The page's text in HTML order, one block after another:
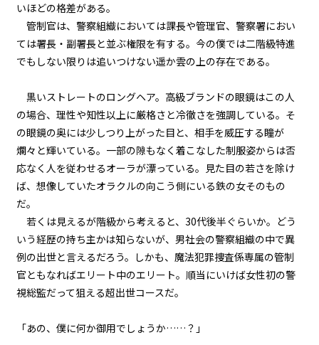
ビューワー設定
文字サイズ
小 中
フォント
明朝
背景色
組み方向
横組み
第２話
『Monsters（怪物たち）』＜６
＞
『Monsters（怪物たち）』＜７
＞
第２話
『Monsters（怪物たち）』＜８
＞
『Monsters（怪物たち）』＜９
＞
『Monsters（怪物たち）』＜１
０＞
第２話
いほどの格差がある。
管制官は、警察組織においては課長や管理官、警察署におい
ては署長・副署長と並ぶ権限を有する。今の僕では二階級特進
でもしない限りは追いつけない遥か雲の上の存在である。
黒いストレートのロングヘア。高級ブランドの眼鏡はこの人
の場合、理性や知性以上に厳格さと冷徹さを強調している。そ
の眼鏡の奥には少しつり上がった目と、相手を威圧する瞳が
爛々と輝いている。一部の隙もなく着こなした制服姿からは否
応なく人を従わせるオーラが漂っている。見た目の若さを除け
ば、想像していたオラクルの向こう側にいる鉄の女そのもの
だ。
若くは見えるが階級から考えると、30代後半ぐらいか。どう
いう経歴の持ち主かは知らないが、男社会の警察組織の中で異
例の出世と言えるだろう。しかも、魔法犯罪捜査係専属の管制
官ともなればエリート中のエリート。順当にいけば女性初の警
視総監だって狙える超出世コースだ。
「あの、僕に何か御用でしょうか……？」